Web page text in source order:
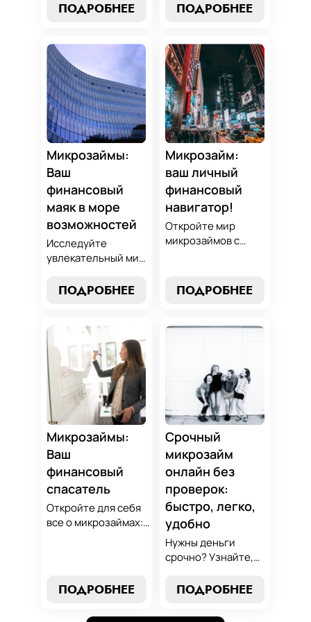
и узнайте, как
вариант,
разработать
стратегию
погашения и
обеспечить свою
финансовую
безопасность. Ваш
компас в мире
микрокредитов!
ПОДРОБНЕЕ
микрозайм,
стратегии
погашения и
обеспечить себе
финансовую
стабильность. Ваш
ключ к умным
финансам здесь!
ПОДРОБНЕЕ
Микрозаймы:
Ваш
финансовый
маяк в море
возможностей
Исследуйте
увлекательный мир
узнайте, как
вариант для ваших
нужд. Откройте
экспертные
стратегии
погашения и
сделайте
осознанный выбор,
который
поддержит вашу
финансовую
стабильность.
ПОДРОБНЕЕ
Микрозайм:
ваш личный
финансовый
навигатор!
Откройте мир
микрозаймов с
лучшие стратегии
погашения и
избежанию
финансово
грамотным с нами!
ПОДРОБНЕЕ
Микрозаймы:
Ваш
финансовый
спасатель
Откройте для себя
все о микрозаймах:
погашения. Наше
ПОДРОБНЕЕ
Срочный
микрозайм
онлайн без
проверок:
быстро, легко,
удобно
Нужны деньги
срочно? Узнайте,
срочный
без проверок и
ПОДРОБНЕЕ